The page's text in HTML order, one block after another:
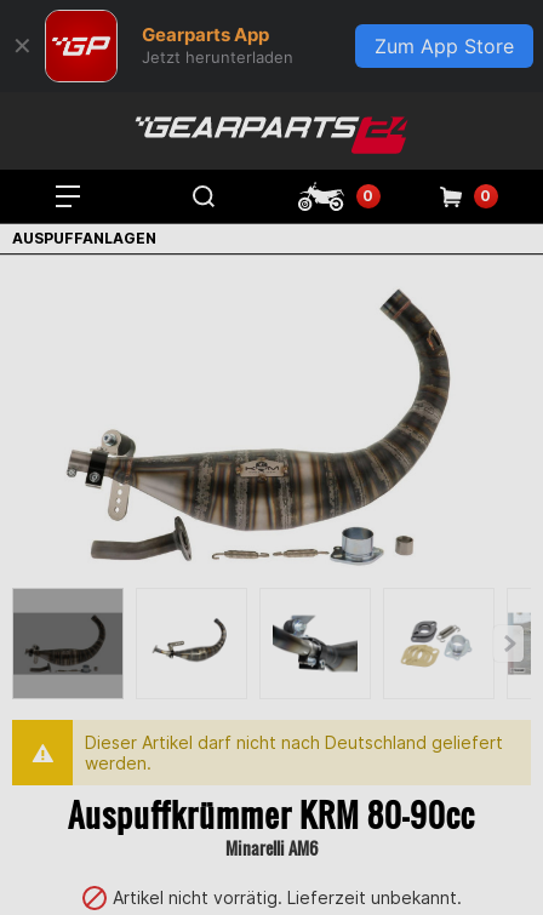
✕ Gearparts App
Jetzt herunterladen Zum App Store
0 0
AUSPUFFANLAGEN
Dieser Artikel darf nicht nach Deutschland geliefert
werden.
Auspuffkrümmer KRM 80-90cc
Minarelli AM6
Artikel nicht vorrätig. Lieferzeit unbekannt.